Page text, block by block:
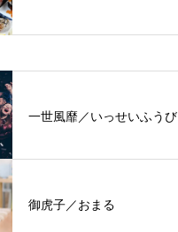
一世風靡／いっせいふうび
御虎子／おまる